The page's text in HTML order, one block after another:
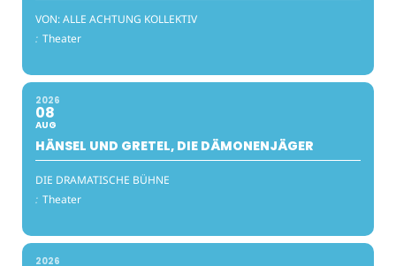
VON: ALLE ACHTUNG KOLLEKTIV
: Theater
2026
08
AUG
HÄNSEL UND GRETEL, DIE DÄMONENJÄGER
DIE DRAMATISCHE BÜHNE
: Theater
2026